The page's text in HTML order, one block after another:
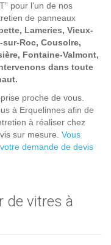
pour l’un de nos
de panneaux
Lameries, Vieux-
Roc, Cousolre,
Fontaine-Valmont,
dans toute
proche de vous.
à Erquelinnes afin de
à réaliser chez
sur mesure. Vous
demande de devis
de vitres à